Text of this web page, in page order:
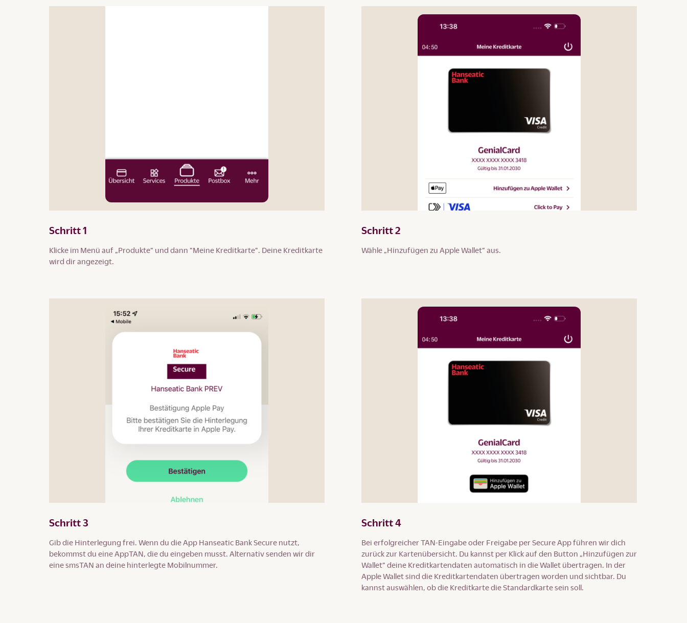
Schritt 1
Klicke im Menü auf „Produkte” und dann "Meine Kreditkarte". Deine Kreditkarte
wird dir angezeigt.
Schritt 2
Wähle „Hinzufügen zu Apple Wallet” aus.
Schritt 3
Gib die Hinterlegung frei. Wenn du die App Hanseatic Bank Secure nutzt,
bekommst du eine AppTAN, die du eingeben musst. Alternativ senden wir dir
eine smsTAN an deine hinterlegte Mobilnummer.
Schritt 4
Bei erfolgreicher TAN-Eingabe oder Freigabe per Secure App führen wir dich
zurück zur Kartenübersicht. Du kannst per Klick auf den Button „Hinzufügen zur
Wallet” deine Kreditkartendaten automatisch in die Wallet übertragen. In der
Apple Wallet sind die Kreditkartendaten übertragen worden und sichtbar. Du
kannst auswählen, ob die Kreditkarte die Standardkarte sein soll.